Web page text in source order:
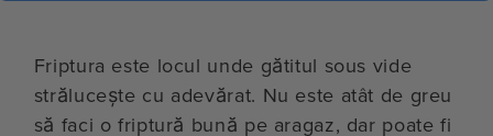
Friptura este locul unde gătitul sous vide
strălucește cu adevărat. Nu este atât de greu
să faci o friptură bună pe aragaz, dar poate fi